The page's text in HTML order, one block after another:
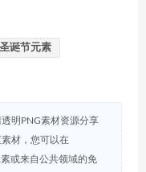
圣诞节元素
明PNG素材资源分享
材，您可以在
或来自公共领域的免